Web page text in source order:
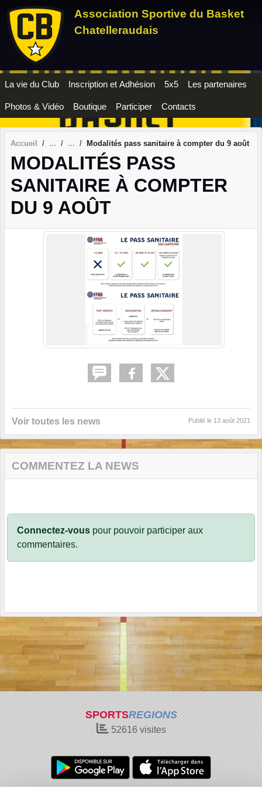
Association Sportive du Basket
Chatelleraudais
La vie du Club Inscription et Adhésion 5x5 Les partenaires
Photos & Vidéo Boutique Participer Contacts
Accueil Modalités pass sanitaire à compter du 9 août
MODALITÉS PASS
SANITAIRE À COMPTER
DU 9 AOÛT
Voir toutes les news Publié le 13 août 2021
COMMENTEZ LA NEWS
Connectez-vous pour pouvoir participer aux
commentaires.
SPORTSREGIONS
52616visites
Panneau de gestion des cookies